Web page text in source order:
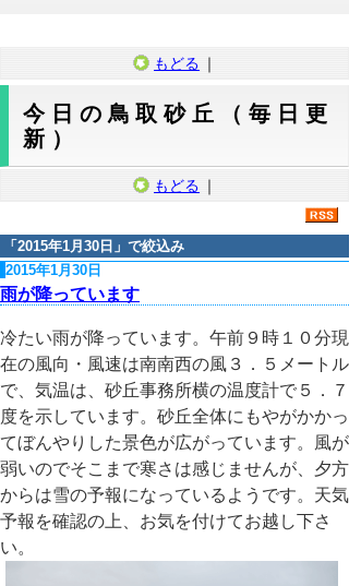
もどる ｜
今日の鳥取砂丘（毎日更
新）
もどる ｜
「 2015年1月30日 」で絞込み
2015年1月30日
雨が降っています
冷たい雨が降っています。午前９時１０分現
在の風向・風速は南南西の風３．５メートル
で、気温は、砂丘事務所横の温度計で５．７
度を示しています。砂丘全体にもやがかかっ
てぼんやりした景色が広がっています。風が
弱いのでそこまで寒さは感じませんが、夕方
からは雪の予報になっているようです。天気
予報を確認の上、お気を付けてお越し下さ
い。